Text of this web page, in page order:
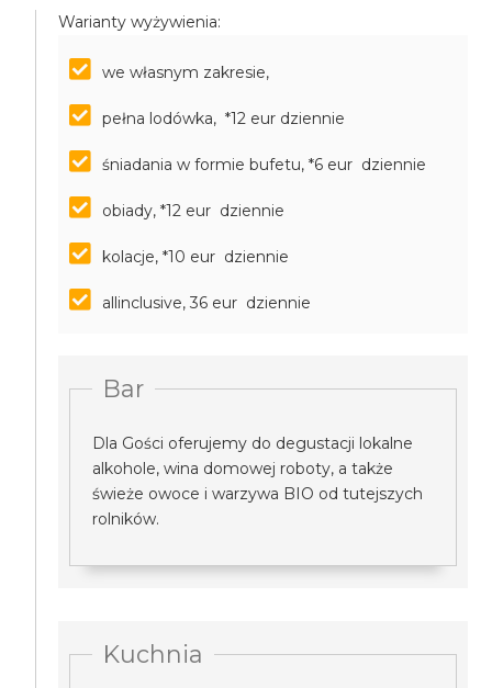
Warianty wyżywienia:
we własnym zakresie,
pełna lodówka, *12 eur dziennie
śniadania w formie bufetu, *6 eur dziennie
obiady, *12 eur dziennie
kolacje, *10 eur dziennie
allinclusive, 36 eur dziennie
Bar
Dla Gości oferujemy do degustacji lokalne
alkohole, wina domowej roboty, a także
świeże owoce i warzywa BIO od tutejszych
rolników.
Kuchnia